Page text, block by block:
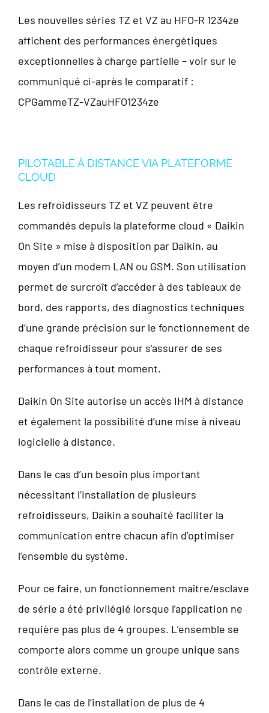
Les nouvelles séries TZ et VZ au HFO-R 1234ze
affichent des performances énergétiques
exceptionnelles à charge partielle – voir sur le
communiqué ci-après le comparatif :
CPGammeTZ-VZauHFO1234ze
PILOTABLE À DISTANCE VIA PLATEFORME
CLOUD
Les refroidisseurs TZ et VZ peuvent être
commandés depuis la plateforme cloud « Daikin
On Site » mise à disposition par Daikin, au
moyen d’un modem LAN ou GSM. Son utilisation
permet de surcroît d’accéder à des tableaux de
bord, des rapports, des diagnostics techniques
d’une grande précision sur le fonctionnement de
chaque refroidisseur pour s’assurer de ses
performances à tout moment.
Daikin On Site autorise un accès IHM à distance
et également la possibilité d’une mise à niveau
logicielle à distance.
Dans le cas d’un besoin plus important
nécessitant l’installation de plusieurs
refroidisseurs, Daikin a souhaité faciliter la
communication entre chacun afin d’optimiser
l’ensemble du système.
Pour ce faire, un fonctionnement maître/esclave
de série a été privilégié lorsque l’application ne
requière pas plus de 4 groupes. L’ensemble se
comporte alors comme un groupe unique sans
contrôle externe.
Dans le cas de l’installation de plus de 4